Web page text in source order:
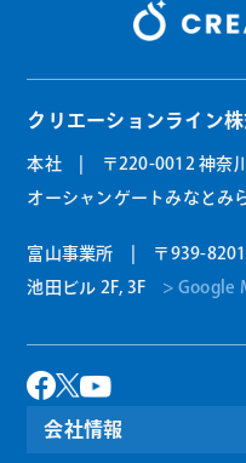
クリエーションライン
本社 | 〒220-0012 神奈川
オーシャンゲートみなとみ
富山事業所 | 〒939-8201
池田ビル 2F, 3F > Google
会社情報